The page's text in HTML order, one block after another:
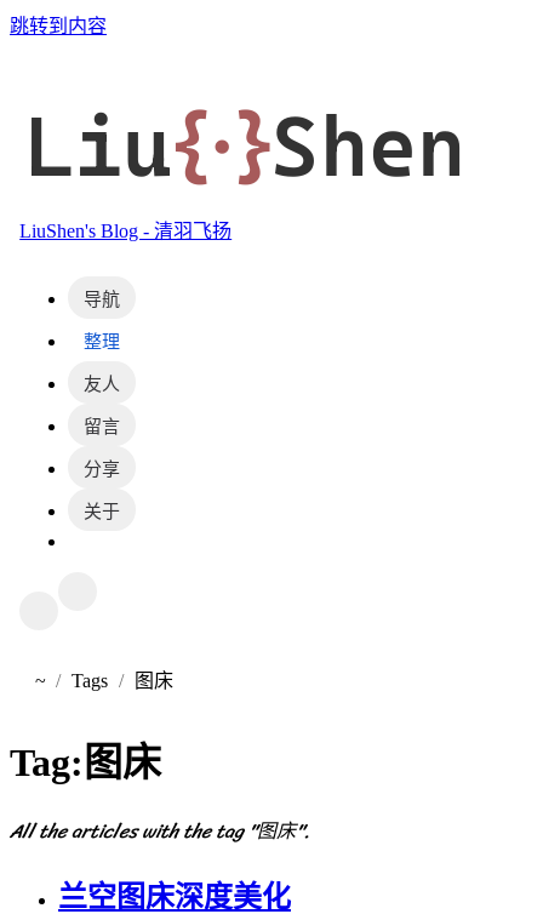
跳转到内容
Liu{·}Shen
LiuShen's Blog - 清羽飞扬
导航
整理
友人
留言
分享
关于
~首页Tags 图床
Tag: 图床
All the articles with the tag "图床".
兰空图床深度美化